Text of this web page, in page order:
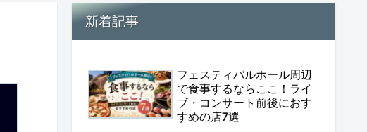
新着記事
フェスティバルホール周辺
で食事するならここ！ライ
ブ・コンサート前後におす
すめの店7選